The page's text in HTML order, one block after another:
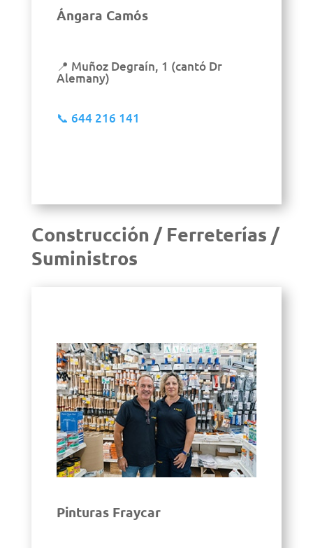
Ángara Camós
📍 Muñoz Degraín, 1 (cantó Dr
Alemany)
📞 644 216 141
Construcción / Ferreterías /
Suministros
Pinturas Fraycar